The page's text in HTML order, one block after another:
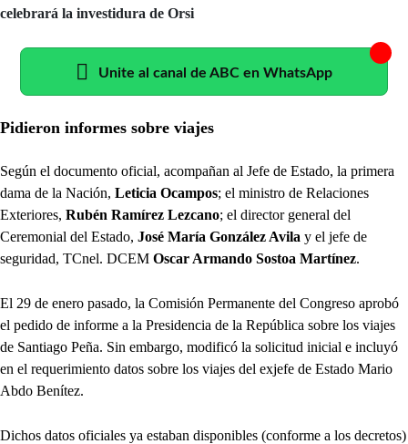
celebrará la investidura de Orsi
Unite al canal de ABC en WhatsApp
Pidieron informes sobre viajes
Según el documento oficial, acompañan al Jefe de Estado, la primera
dama de la Nación, Leticia Ocampos; el ministro de Relaciones
Exteriores, Rubén Ramírez Lezcano; el director general del
Ceremonial del Estado, José María González Avila y el jefe de
seguridad, TCnel. DCEM Oscar Armando Sostoa Martínez.
El 29 de enero pasado, la Comisión Permanente del Congreso aprobó
el pedido de informe a la Presidencia de la República sobre los viajes
de Santiago Peña. Sin embargo, modificó la solicitud inicial e incluyó
en el requerimiento datos sobre los viajes del exjefe de Estado Mario
Abdo Benítez.
Dichos datos oficiales ya estaban disponibles (conforme a los decretos)